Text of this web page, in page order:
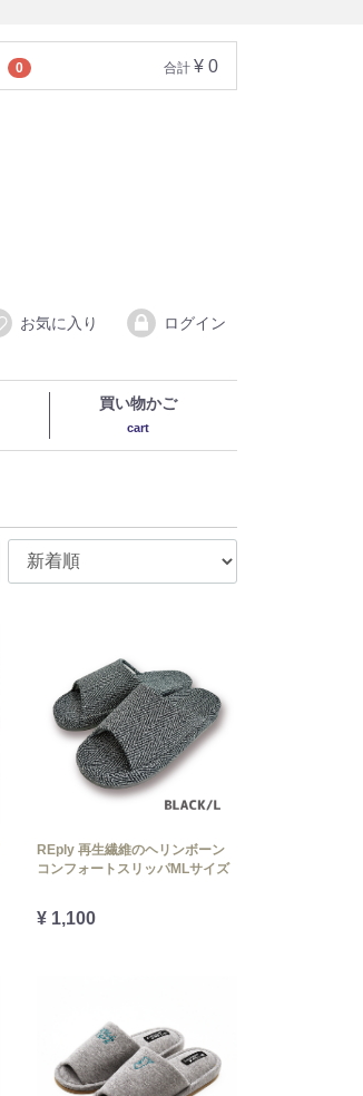
0 合計 ¥ 0
お気に入り ログイン
買い物かご
cart
REply 再生繊維のヘリンボーン
コンフォートスリッパMLサイズ
¥ 1,100